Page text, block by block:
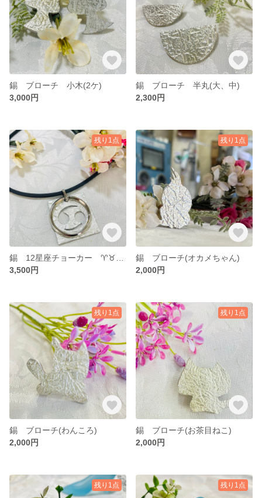
錫 ブローチ 小木(2ケ)
3,000円
錫 ブローチ 半丸(大、中)
2,300円
残り1点
3,500円
残り1点
錫 ブローチ(オカメちゃん)
2,000円
残り1点
錫 ブローチ(わんころ)
2,000円
残り1点
錫 ブローチ(お茶目ねこ)
2,000円
残り1点 残り1点